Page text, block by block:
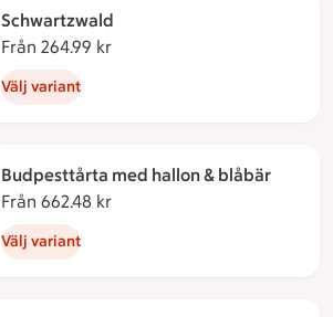
Schwartzwald
Från 264.99 kr
Välj variant
Budpesttårta med hallon & blåbär
Från 662.48 kr
Välj variant